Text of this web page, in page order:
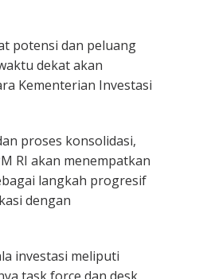
potensi dan peluang
dekat akan
Kementerian Investasi
proses konsolidasi,
RI akan menempatkan
langkah progresif
dengan
investasi meliputi